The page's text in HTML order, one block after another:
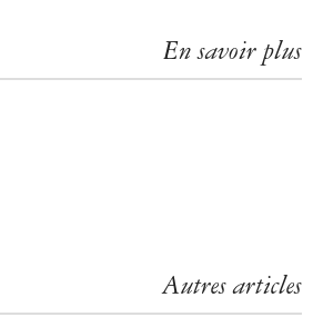
En savoir plus
Autres articles